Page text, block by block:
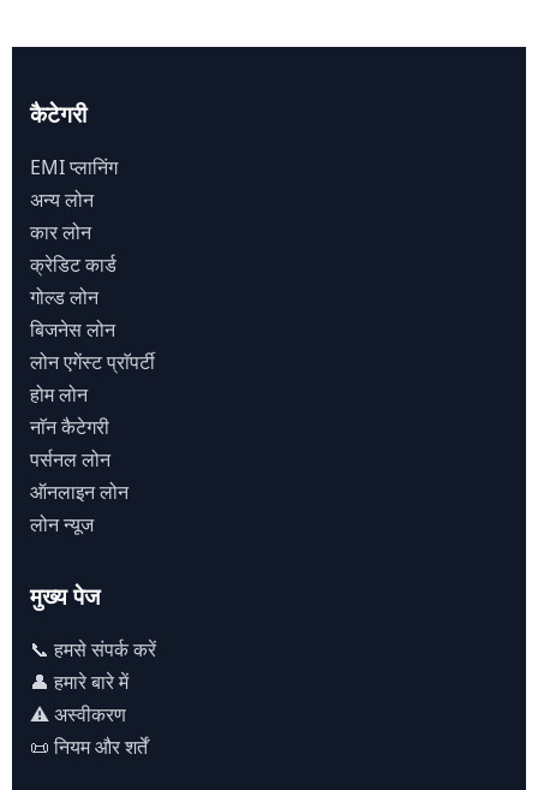
कैटेगरी
EMI प्लानिंग
अन्य लोन
कार लोन
क्रेडिट कार्ड
गोल्ड लोन
बिजनेस लोन
लोन एगेंस्ट प्राॅपर्टी
होम लोन
नाॅन कैटेगरी
पर्सनल लोन
ऑनलाइन लोन
लोन न्यूज
मुख्य पेज
📞 हमसे संपर्क करें
👤 हमारे बारे में
⚠️ अस्वीकरण
📜 नियम और शर्तें